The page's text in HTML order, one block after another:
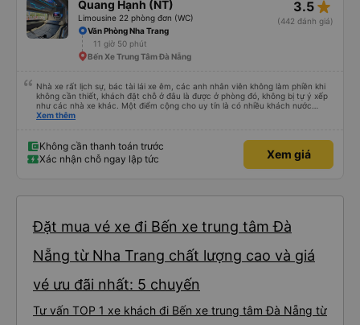
Quang Hạnh (NT)
Limousine 22 phòng đơn (WC)
3.5 star_rate
(442 đánh giá)
Văn Phòng Nha Trang
11 giờ 50 phút
Bến Xe Trung Tâm Đà Nẵng
Nhà xe rất lịch sự, bác tài lái xe êm, các anh nhân viên không làm phiền khi
không cần thiết, khách đặt chỗ ở đâu là được ở phòng đó, không bị tự ý xếp
như các nhà xe khác. Một điểm cộng cho uy tín là có nhiều khách nước
Xem thêm
Không cần thanh toán trước
Xác nhận chỗ ngay lập tức
Xem giá
Đặt mua vé xe đi Bến xe trung tâm Đà
Nẵng từ Nha Trang chất lượng cao và giá
vé ưu đãi nhất: 5 chuyến
Tư vấn TOP 1 xe khách đi Bến xe trung tâm Đà Nẵng từ